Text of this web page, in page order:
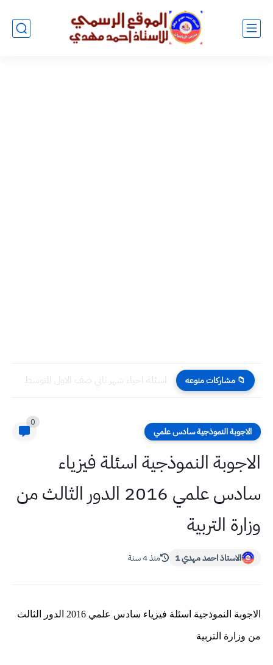
📁 مشاركات منوعه اسئلة احياء شهر ثاني صف الاول المتوسط
الاجوبة النموذجية سادس علمي
0
الاجوبة النموذجية اسئلة فيزياء
سادس علمي 2016 الدور الثالث من
وزارة التربية
الاستاذ احمد مهدي 1 منذ 4 سنة
الاجوبة النموذجية اسئلة فيزياء سادس علمي 2016 الدور الثالث
من وزارة التربية